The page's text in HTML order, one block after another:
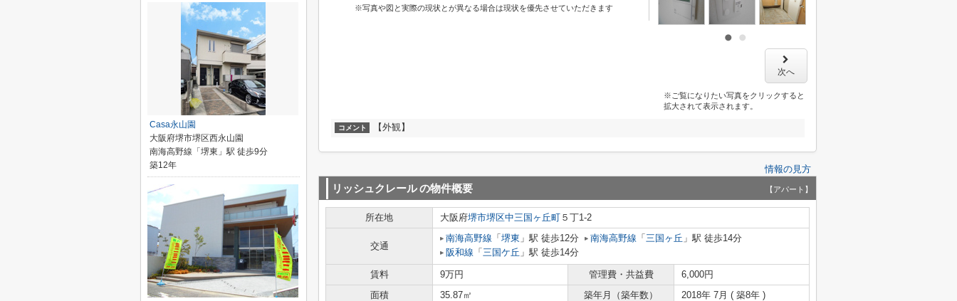
※写真や図と実際の現状とが異なる場合は現状を優先させていただきます
次へ
※ご覧になりたい写真をクリックすると
拡大されて表示されます。
コメント 【外観】
情報の見方
リッシュクレールの物件概要 【アパート】
所在地 大阪府堺市堺区中三国ヶ丘町 ５丁1-2
交通
南海高野線 「 堺東 」駅 徒歩12分 南海高野線 「 三国ヶ丘 」駅 徒歩14分
阪和線 「 三国ケ丘 」駅 徒歩14分
賃料 9万円 管理費・共益費
6,000円
面積
35.87㎡ 築年月（築年数）
2018年 7月 ( 築8年 )
Casa永山園
大阪府堺市堺区西永山園
南海高野線「堺東」駅 徒歩9分
築12年